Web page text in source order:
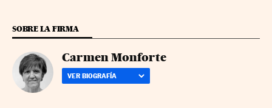
SOBRE LA FIRMA
Carmen Monforte
VER BIOGRAFÍA